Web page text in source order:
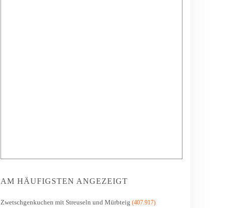
AM HÄUFIGSTEN ANGEZEIGT
Zwetschgenkuchen mit Streuseln und Mürbteig (407.917)